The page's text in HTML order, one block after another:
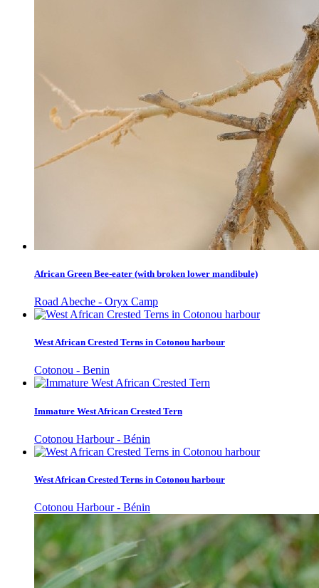
African Green Bee-eater (with broken lower mandibule)
Road Abeche - Oryx Camp
West African Crested Terns in Cotonou harbour
Cotonou - Benin
Immature West African Crested Tern
Cotonou Harbour - Bénin
West African Crested Terns in Cotonou harbour
Cotonou Harbour - Bénin